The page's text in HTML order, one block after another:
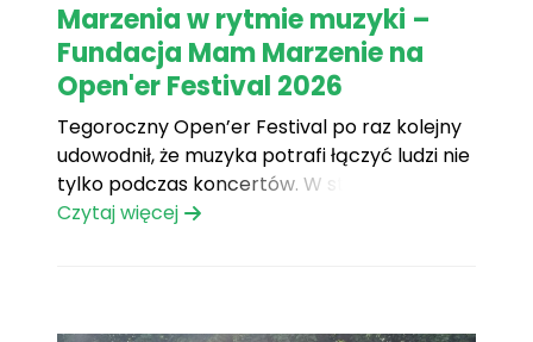
Marzenia w rytmie muzyki –
Fundacja Mam Marzenie na
Open'er Festival 2026
Tegoroczny Open’er Festival po raz kolejny
udowodnił, że muzyka potrafi łączyć ludzi nie
tylko podczas koncertów. W strefie NGO nie
zabrakło również Fundacji Mam Marzenie,
naszym stoisku czekały liczne atrakcje –[...]
Czytaj więcej